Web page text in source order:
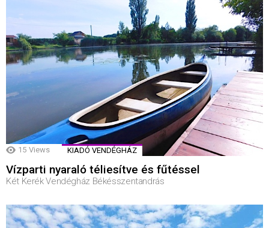
15 Views KIADÓ VENDÉGHÁZ
Vízparti nyaraló téliesítve és fűtéssel
Két Kerék Vendégház Békésszentandrás